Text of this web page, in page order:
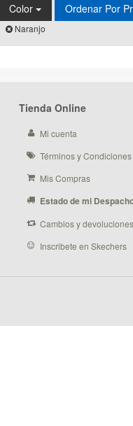
Color
Naranjo
Ordenar Por
Tienda Online
Mi cuenta
Términos y Condiciones
Mis Compras
Estado de mi
Cambios y devoluciones
Inscribete en Skechers